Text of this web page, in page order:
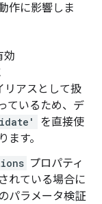
作に影響しま
効
リアスとして扱
ているため、デ
を直接使
す。
プロパティ
れている場合に
パラメータ検証